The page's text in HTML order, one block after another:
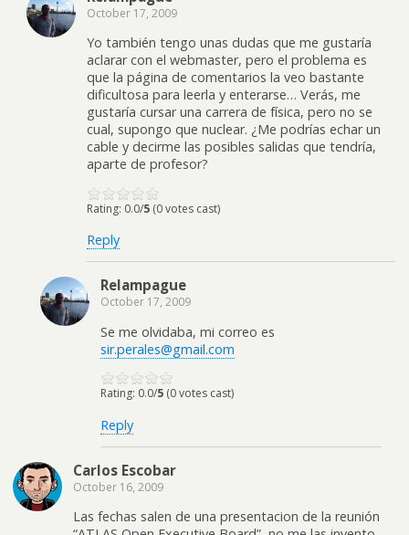
October 17, 2009
Yo también tengo unas dudas que me gustaría
aclarar con el webmaster, pero el problema es
que la página de comentarios la veo bastante
dificultosa para leerla y enterarse… Verás, me
gustaría cursar una carrera de física, pero no se
cual, supongo que nuclear. ¿Me podrías echar un
cable y decirme las posibles salidas que tendría,
aparte de profesor?
Rating: 0.0/5 (0 votes cast)
Reply
Relampague
October 17, 2009
Se me olvidaba, mi correo es
sir.perales@gmail.com
Rating: 0.0/5 (0 votes cast)
Reply
Carlos Escobar
October 16, 2009
Las fechas salen de una presentacion de la reunión